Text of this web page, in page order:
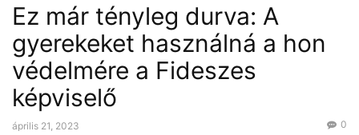
Ez már tényleg durva: A
gyerekeket használná a hon
védelmére a Fideszes
képviselő
április 21, 2023 0